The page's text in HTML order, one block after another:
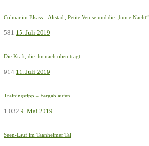
Colmar im Elsass – Altstadt, Petite Venise und die „bunte Nacht“.
581 15. Juli 2019
Die Kraft, die ihn nach oben trägt
914 11. Juli 2019
Trainingstipp – Bergablaufen
1.032 9. Mai 2019
Seen-Lauf im Tannheimer Tal